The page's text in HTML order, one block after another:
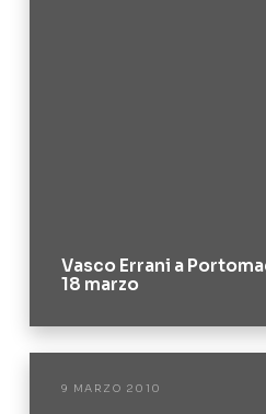
Vasco Errani a
18 marzo
9 MARZO 2010